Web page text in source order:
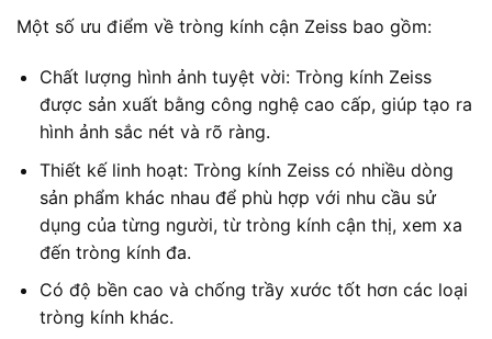
Một số ưu điểm về tròng kính cận Zeiss bao gồm:
Chất lượng hình ảnh tuyệt vời: Tròng kính Zeiss
được sản xuất bằng công nghệ cao cấp, giúp tạo ra
hình ảnh sắc nét và rõ ràng.
Thiết kế linh hoạt: Tròng kính Zeiss có nhiều dòng
sản phẩm khác nhau để phù hợp với nhu cầu sử
dụng của từng người, từ tròng kính cận thị, xem xa
đến tròng kính đa.
Có độ bền cao và chống trầy xước tốt hơn các loại
tròng kính khác.